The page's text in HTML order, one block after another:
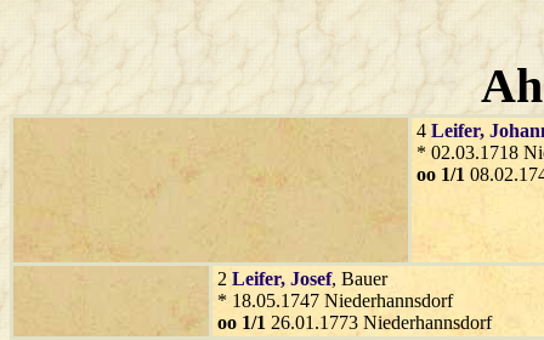
4 Leifer,
* 02.03.1718
oo 1/1
2 Leifer, Josef, Bauer
* 18.05.1747 Niederhannsdorf
oo 1/1 26.01.1773 Niederhannsdorf